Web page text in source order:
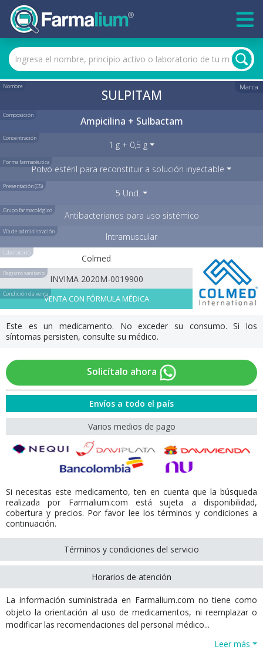
Nombre Marca
SULPITAM
Composición Ampicilina + Sulbactam
Concentración
1 g + 0,5 g
Forma farmacéutica
Polvo estéril para reconstituir a solución inyectable
Presentación (C5)
5 Und.
Grupo farmacológico Antibacterianos para uso sistémico
Vía de administración Intramuscular
Laboratorio
Colmed
Registro sanitario
INVIMA 2020M-0019900
Condición de ventaVENTA CON FÓRMULA MÉDICA
Este es un medicamento. No exceder su consumo. Si los
síntomas persisten, consulte su médico.
Solicítalo ahora
Envíos a todo el país
Varios medios de pago
Si necesitas este medicamento, ten en cuenta que la búsqueda
realizada por Farmalium.com está sujeta a disponibilidad,
cobertura y precios. Por favor lee los términos y condiciones a
continuación.
Términos y condiciones del servicio
Horarios de atención
La información suministrada en Farmalium.com no tiene como
objeto la orientación al uso de medicamentos, ni reemplazar o
modificar las recomendaciones del personal médico...
Leer más